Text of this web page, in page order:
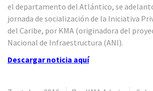
el departamento del Atlántico, se
jornada de socialización de la Iniciativa
del Caribe, por KMA (originadora del
Nacional de Infraestructura (ANI).
Descargar noticia aquí